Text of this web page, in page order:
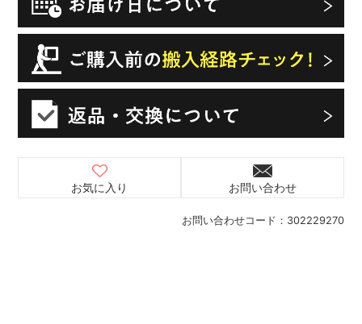
お問い合わせコード： 302229270
お気に入り お問い合わせ